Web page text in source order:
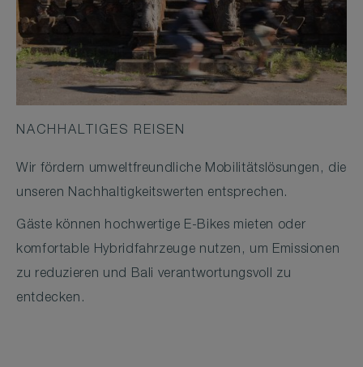
NACHHALTIGES REISEN
Wir fördern umweltfreundliche Mobilitätslösungen, die
unseren Nachhaltigkeitswerten entsprechen.
Gäste können hochwertige E-Bikes mieten oder
komfortable Hybridfahrzeuge nutzen, um Emissionen
zu reduzieren und Bali verantwortungsvoll zu
entdecken.